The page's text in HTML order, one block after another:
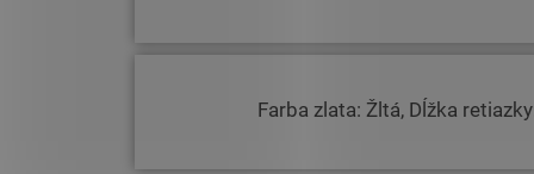
Farba zlata: Žltá, Dĺžka